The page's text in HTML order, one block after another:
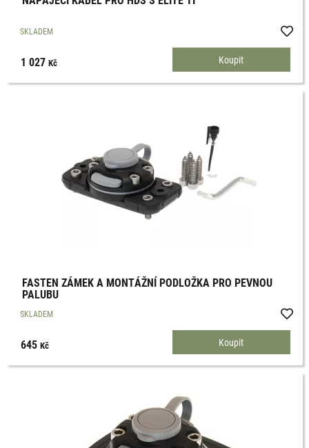
SKLADEM
1 027Kč
FASTEN ZÁMEK A MONTÁŽNÍ PODLOŽKA PRO PEVNOU
PALUBU
SKLADEM
645Kč